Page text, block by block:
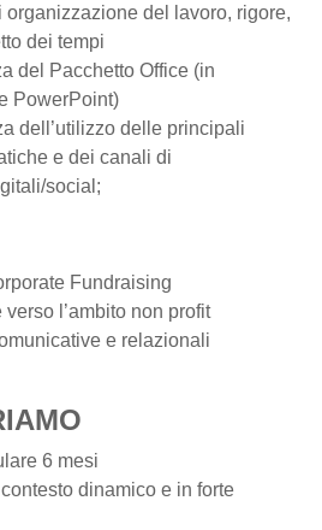
organizzazione del lavoro, rigore,
dei tempi
del Pacchetto Office (in
PowerPoint)
dell’utilizzo delle principali
e dei canali di
social;
Fundraising
l’ambito non profit
e relazionali
6 mesi
dinamico e in forte